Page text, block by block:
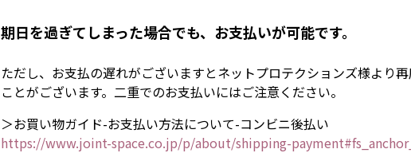
期日を過ぎてしまった場合でも、お支払いが可能です。
ただし、お支払の遅れがございますとネットプロテクションズ様より
ことがございます。二重でのお支払いにはご注意ください。
＞お買い物ガイド-お支払い方法について-コンビニ後払い
https://www.joint-space.co.jp/p/about/shipping-